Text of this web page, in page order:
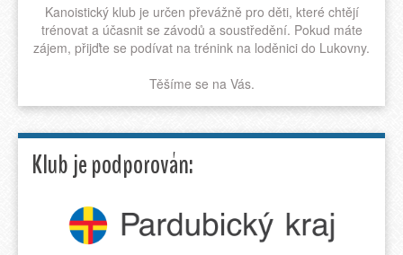
Kanoistický klub je určen převážně pro děti, které chtějí
trénovat a účasnit se závodů a soustředění. Pokud máte
zájem, přijďte se podívat na trénink na loděnici do Lukovny.
Těšíme se na Vás.
Klub je podporován: